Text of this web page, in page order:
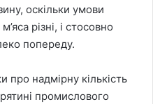
оскільки умови
різні, і стосовно
попереду.
про надмірну кількість
промислового